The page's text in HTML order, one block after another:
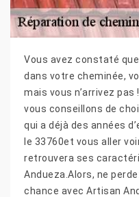
Vous avez constaté
dans votre cheminée,
mais vous n’arrivez
vous conseillons de
qui a déjà des années
le 33760et vous aller
retrouvera ses
Andueza.Alors, ne
chance avec Artisan